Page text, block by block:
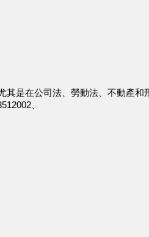
是在公司法、勞動法、不動產
、